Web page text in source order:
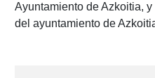
Ayuntamiento de Azkoitia,
del ayuntamiento de